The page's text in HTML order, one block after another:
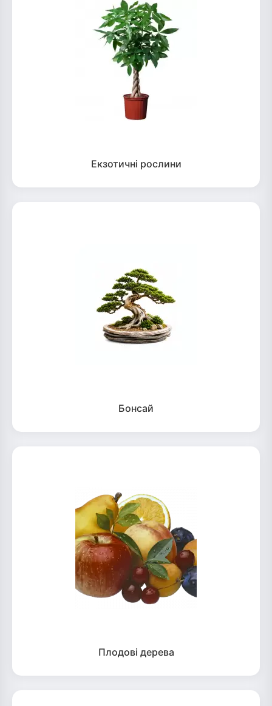
Екзотичні рослини
Бонсай
Плодові дерева